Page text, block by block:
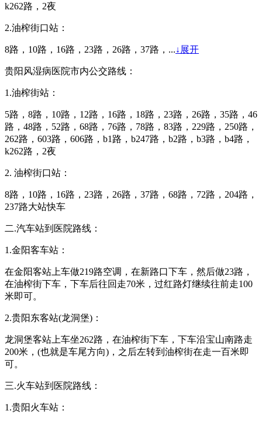
k262路，2夜
2.油榨街口站：
8路，10路，16路，23路，26路，37路，...↓展开
贵阳风湿病医院市内公交路线：
1.油榨街站：
5路，8路，10路，12路，16路，18路，23路，26路，35路，46
路，48路，52路，68路，76路，78路，83路，229路，250路，
262路，603路，606路，b1路，b247路，b2路，b3路，b4路，
k262路，2夜
2. 油榨街口站：
8路，10路，16路，23路，26路，37路，68路，72路，204路，
237路大站快车
二.汽车站到医院路线：
1.金阳客车站：
在金阳客站上车做219路空调，在新路口下车，然后做23路，
在油榨街下车，下车后往回走70米，过红路灯继续往前走100
米即可。
2.贵阳东客站(龙洞堡)：
龙洞堡客站上车坐262路，在油榨街下车，下车沿宝山南路走
200米，(也就是车尾方向)，之后左转到油榨街在走一百米即
可。
三.火车站到医院路线：
1.贵阳火车站：